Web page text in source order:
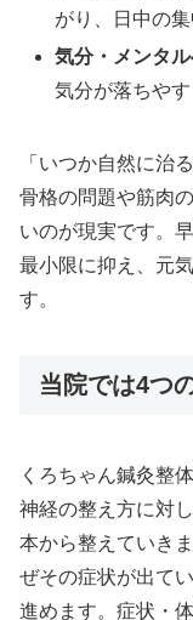
がり、日中の
気分・メンタ
気分が落ちや
「いつか自然に治
骨格の問題や筋肉
いのが現実です。
最小限に抑え、元
す。
当院では4つ
くろちゃん鍼灸整
神経の整え方に対
本から整えていき
ぜその症状が出て
進めます。症状・